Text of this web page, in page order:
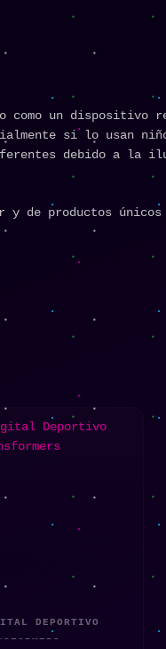
como un dispositivo
si lo usan
debido a
y de productos únicos
DEPORTIVO